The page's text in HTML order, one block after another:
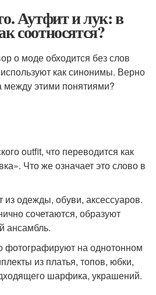
Аутфит и лук: в
соотносятся?
о моде обходится без слов
как синонимы. Верно
между этими понятиями?
outfit, что переводится как
Что же означает это слово в
одежды, обуви, аксессуаров.
сочетаются, образуют
ансамбль.
на однотонном
из платья, топов, юбки,
шарфика, украшений.